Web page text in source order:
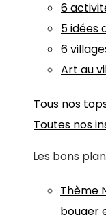
6
5 idées
6
Art au
Tous nos
Toutes nos
Les bons
Thème
bouger